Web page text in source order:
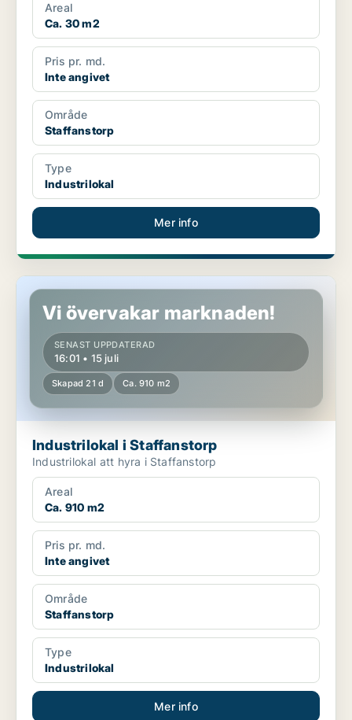
Areal
Ca. 30 m2
Pris pr. md.
Inte angivet
Område
Staffanstorp
Type
Industrilokal
Mer info
Industrilokal i Staffanstorp
Vi övervakar marknaden!
SENAST UPPDATERAD
16:01 • 15 juli
Skapad 21 d Ca. 910 m2
Industrilokal i Staffanstorp
Industrilokal att hyra i Staffanstorp
Areal
Ca. 910 m2
Pris pr. md.
Inte angivet
Område
Staffanstorp
Type
Industrilokal
Mer info